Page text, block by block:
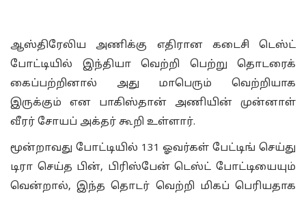
ஆஸ்திரேலிய அணிக்கு எதிரான கடைசி டெஸ்ட்
போட்டியில் இந்தியா வெற்றி பெற்று தொடரைக்
கைப்பற்றினால் அது மாபெரும் வெற்றியாக
இருக்கும் என பாகிஸ்தான் அணியின் முன்னாள்
வீரர் சோயப் அக்தர் கூறி உள்ளார்.
மூன்றாவது போட்டியில் 131 ஓவர்கள் பேட்டிங் செய்து
டிரா செய்த பின், பிரிஸ்பேன் டெஸ்ட் போட்டியையும்
வென்றால், இந்த தொடர் வெற்றி மிகப் பெரியதாக